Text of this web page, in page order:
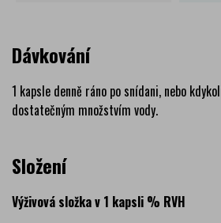
Dávkování
1 kapsle denně ráno po snídani, nebo
dostatečným množstvím vody.
Složení
Výživová složka v 1 kapsli % RVH